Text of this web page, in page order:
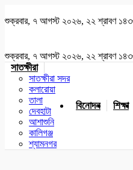
শুক্রবার, ৭ আগস্ট ২০২৬, ২২ শ্রাবণ
শুক্রবার, ৭ আগস্ট ২০২৬, ২২ শ্রাবণ
সাতক্ষীরা
সাতক্ষীরা সদর
কলারোয়া
তালা
দেবহাটা
আশাশুনি
কালিগঞ্জ
শ্যামনগর
বিনোদন শিক্ষা